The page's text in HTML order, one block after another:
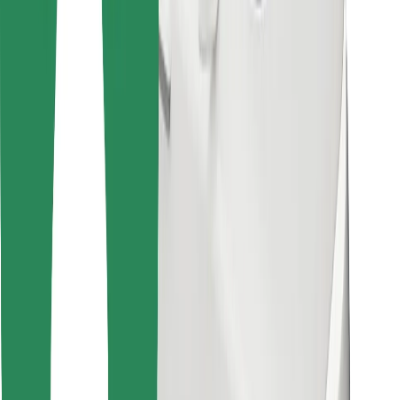
Seguridad
Consigue un viaje en minutos
Descargar la app de Bolt
Encuentra tu comida favorita